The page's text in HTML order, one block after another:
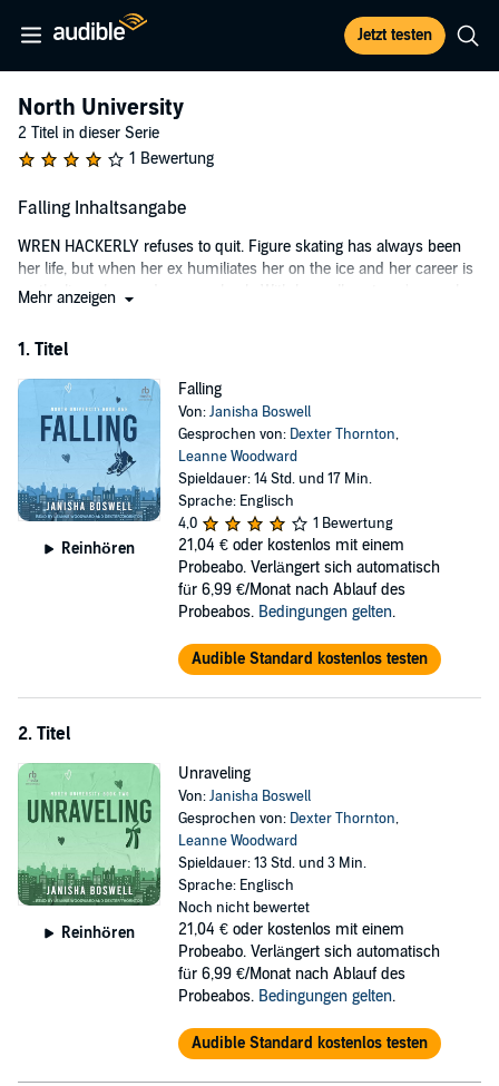
Jetzt testen
North University
2 Titel in dieser Serie
1 Bewertung
Falling Inhaltsangabe
WREN HACKERLY refuses to quit. Figure skating has always been
her life, but when her ex humiliates her on the ice and her career is
on the line, she needs a comeback. With her college team's morale
skills and movie-star looks. After a team tragedy, he's the only one
still struggling to bounce back, making it hard to even think about
hockey when it used to be the only thing on his mind.
After an eventful meet-cute and a bet-turned-date, Wren and Miles
form the perfect partnership. His popularity could revive her star
status and team support, while her workouts might get him back on
the ice. But their fake dating pact reveals more than they expected.
Miles's kind side starts to thaw Wren's frozen heart, and she finds
herself falling for him more each day.
will either of them admit to feelings that aren't just pretend?
©2024 Janisha Boswell (P)2025 Tantor Media
Mehr anzeigen
1. Titel
Reinhören
Falling
Von:Janisha Boswell
Gesprochen von: Dexter Thornton,
Leanne Woodward
Spieldauer: 14 Std. und 17 Min.
Sprache: Englisch
4,0
1 Bewertung
21,04 € oder kostenlos mit einem
Probeabo. Verlängert sich automatisch
für 6,99 €/Monat nach Ablauf des
Probeabos. Bedingungen gelten.
Audible Standard kostenlos testen
2. Titel
Reinhören
Unraveling
Von:Janisha Boswell
Gesprochen von: Dexter Thornton,
Leanne Woodward
Spieldauer: 13 Std. und 3 Min.
Sprache: Englisch
Noch nicht bewertet
21,04 € oder kostenlos mit einem
Probeabo. Verlängert sich automatisch
für 6,99 €/Monat nach Ablauf des
Probeabos. Bedingungen gelten.
Audible Standard kostenlos testen